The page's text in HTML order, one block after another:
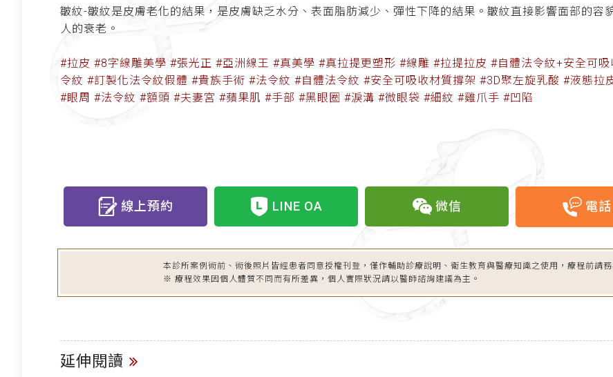
皺紋-皺紋是皮膚老化的結果，是皮膚缺乏水分、表面脂肪減少、彈性下降的結果。皺紋直接影響面部的容
人的衰老。
#拉皮 #8字線雕美學 #張光正 #亞洲線王 #真美學 #真拉提更塑形 #線雕 #拉提拉皮 #自體法令紋+安全可
令紋 #訂製化法令紋假體 #貴族手術 #法令紋 #自體法令紋 #安全可吸收材質撐架 #3D聚左旋乳酸 #液態拉
#眼周 #法令紋 #額頭 #夫妻宮 #蘋果肌 #手部 #黑眼圈 #淚溝 #微眼袋 #細紋 #雞爪手 #凹陷
線上預約 LINE OA 微信 電話
本診所案例術前、術後照片皆經患者同意授權刊登，僅作輔助診療說明、衛生教育與醫療知識之使用，療程前請
※ 療程效果因個人體質不同而有所差異，個人實際狀況請以醫師諮詢建議為主。
延伸閱讀